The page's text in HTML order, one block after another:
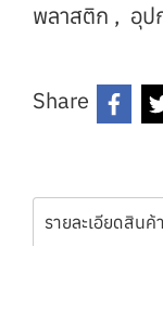
พลาสติก , อุป
Share
รายละเอียดสินค้า